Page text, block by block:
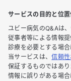
サービスの目的と位
ユビー病気のQ&Aは
従事者等による情報
診療を必要とする場合
当サービスは、信頼
保証するものではあり
情報に誤りがある場合